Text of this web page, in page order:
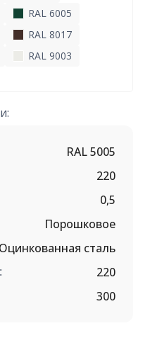
RAL 6005
RAL 8017
RAL 9003
RAL 5005
220
0,5
Порошковое
Оцинкованная сталь
220
300